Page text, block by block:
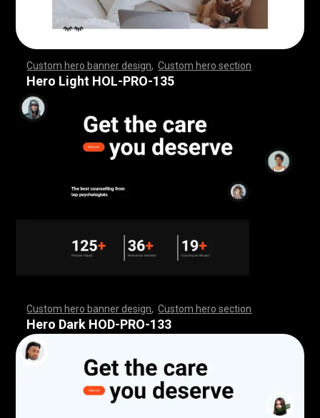
Custom hero banner design ,Custom hero section
,,,,,,,,,,,,,,,,,,,,,,,,,,,,,, ,,,,,,,,,,,,,,,,,,,,,,,
,,,,,,,,,,,,,,,,,,,,,,,,,,,,,, ,,,,,,,,,,,,,,,,,,,,,,,
Hero Light HOL-PRO-135
Custom hero banner design ,Custom hero section
,,,,,,,,,,,,,,,,,,,,,,,,,,,,,, ,,,,,,,,,,,,,,,,,,,,,,,
,,,,,,,,,,,,,,,,,,,,,,,,,,,,,, ,,,,,,,,,,,,,,,,,,,,,,,
Hero Dark HOD-PRO-133